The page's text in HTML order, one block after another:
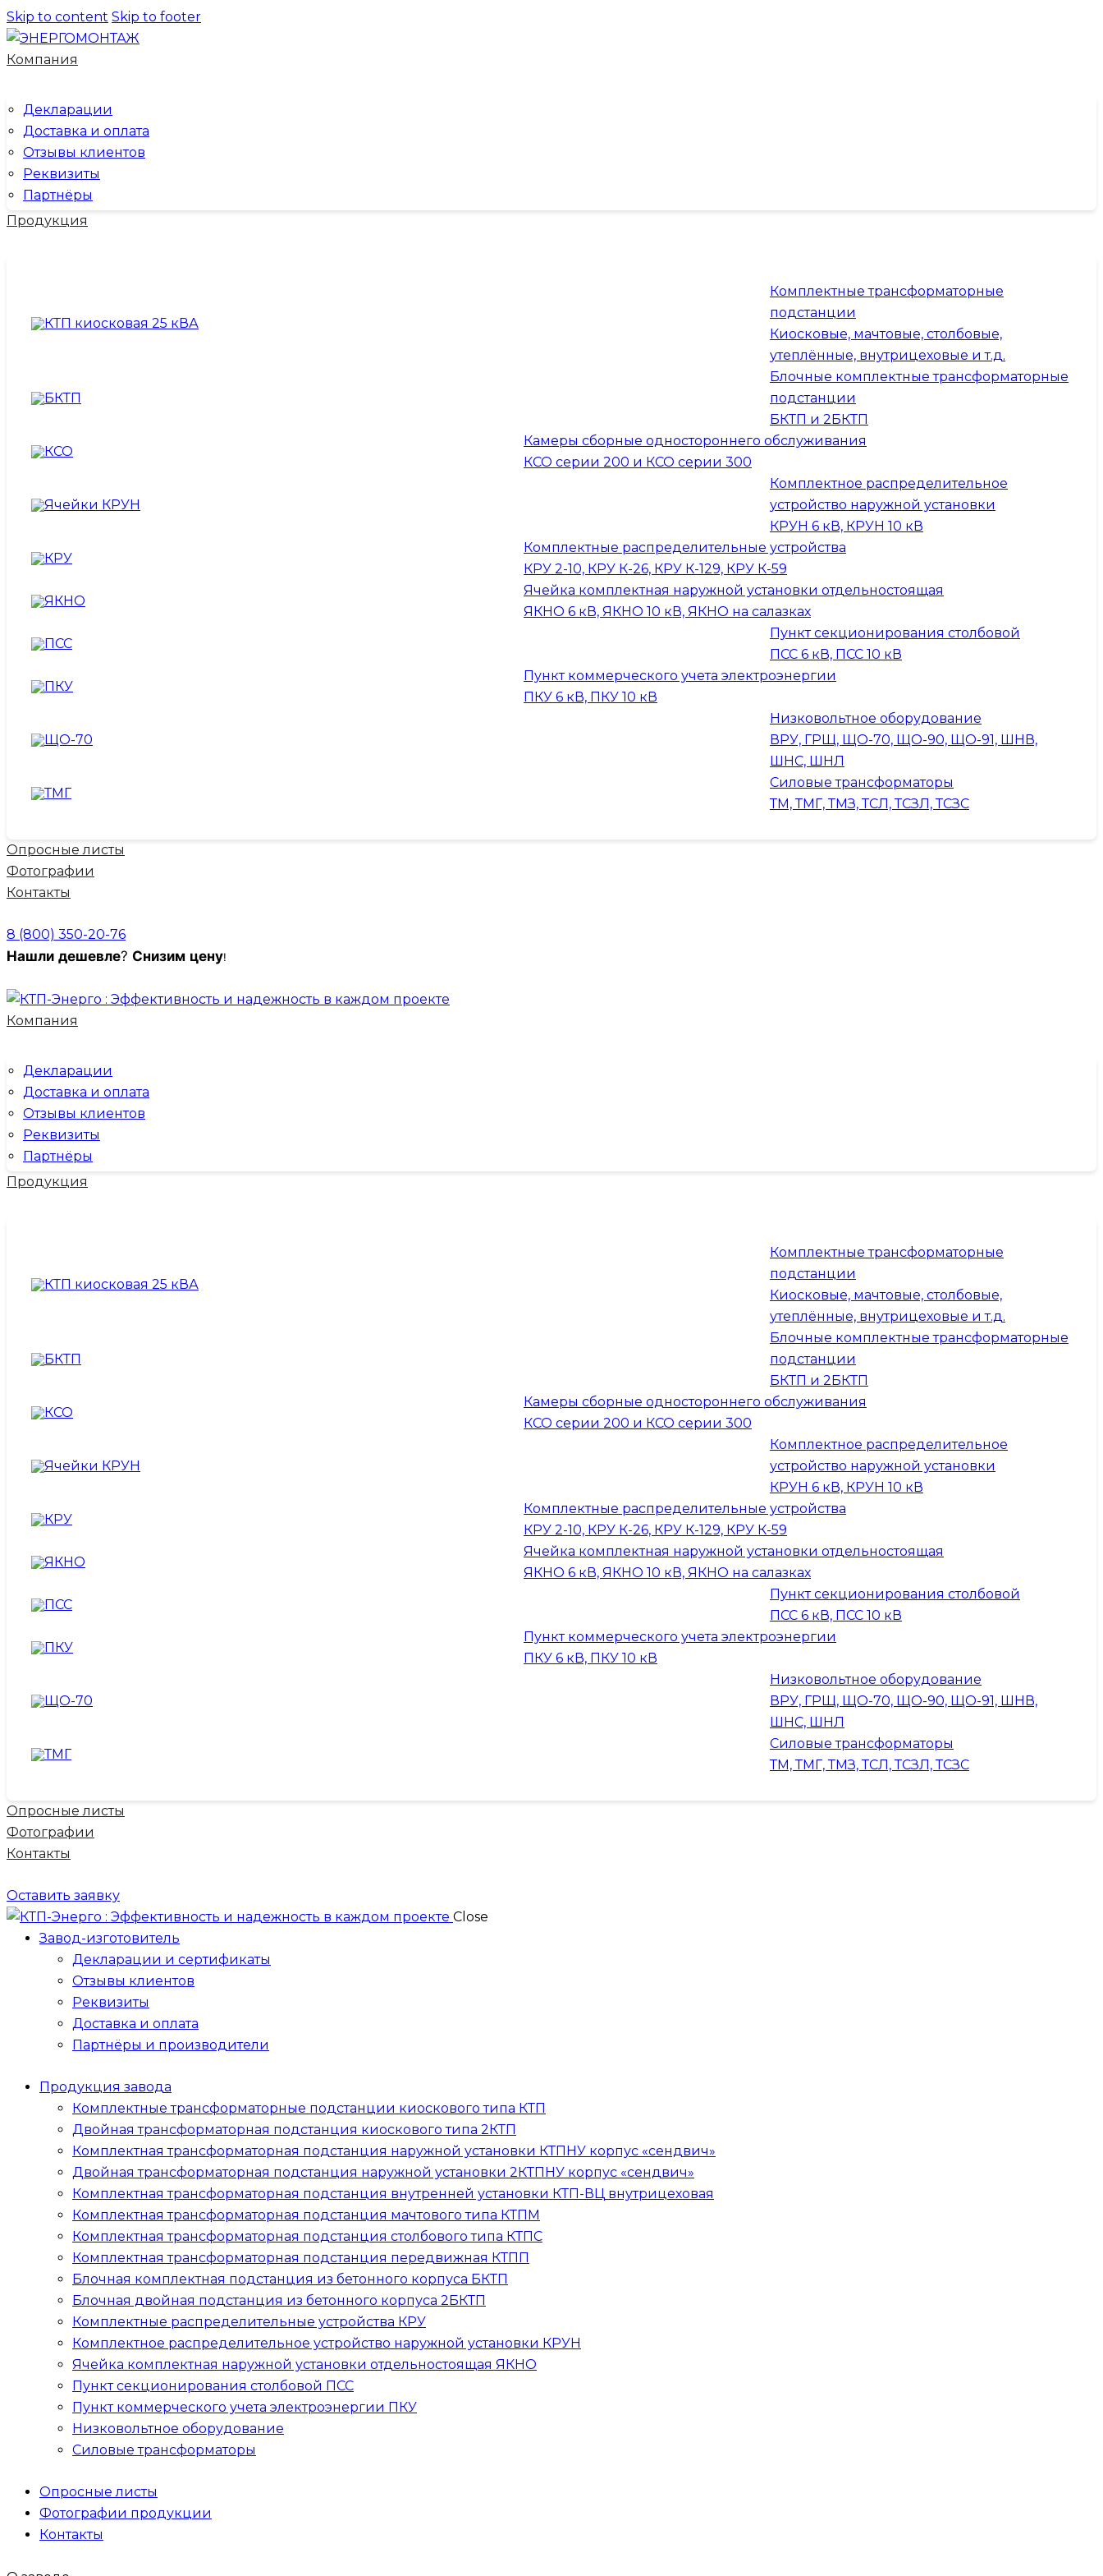
Skip to content Skip to footer
Компания
Декларации
Доставка и оплата
Отзывы клиентов
Реквизиты
Партнёры
Продукция
Комплектные трансформаторные
подстанции
Киосковые, мачтовые, столбовые,
утеплённые, внутрицеховые и т.д.
Блочные комплектные трансформаторные
подстанции
БКТП и 2БКТП
Камеры сборные одностороннего обслуживания
КСО серии 200 и КСО серии 300
Комплектное распределительное
устройство наружной установки
КРУН 6 кВ, КРУН 10 кВ
Комплектные распределительные устройства
КРУ 2-10, КРУ К-26, КРУ К-129, КРУ К-59
Ячейка комплектная наружной установки отдельностоящая
ЯКНО 6 кВ, ЯКНО 10 кВ, ЯКНО на салазках
Пункт секционирования столбовой
ПСС 6 кВ, ПСС 10 кВ
Пункт коммерческого учета электроэнергии
ПКУ 6 кВ, ПКУ 10 кВ
Низковольтное оборудование
ВРУ, ГРЩ, ЩО-70, ЩО-90, ЩО-91, ШНВ,
ШНС, ШНЛ
Силовые трансформаторы
ТМ, ТМГ, ТМЗ, ТСЛ, ТСЗЛ, ТСЗС
Опросные листы
Фотографии
Контакты
8 (800) 350-20-76
Нашли дешевле? Снизим цену!
Компания
Декларации
Доставка и оплата
Отзывы клиентов
Реквизиты
Партнёры
Продукция
Комплектные трансформаторные
подстанции
Киосковые, мачтовые, столбовые,
утеплённые, внутрицеховые и т.д.
Блочные комплектные трансформаторные
подстанции
БКТП и 2БКТП
Камеры сборные одностороннего обслуживания
КСО серии 200 и КСО серии 300
Комплектное распределительное
устройство наружной установки
КРУН 6 кВ, КРУН 10 кВ
Комплектные распределительные устройства
КРУ 2-10, КРУ К-26, КРУ К-129, КРУ К-59
Ячейка комплектная наружной установки отдельностоящая
ЯКНО 6 кВ, ЯКНО 10 кВ, ЯКНО на салазках
Пункт секционирования столбовой
ПСС 6 кВ, ПСС 10 кВ
Пункт коммерческого учета электроэнергии
ПКУ 6 кВ, ПКУ 10 кВ
Низковольтное оборудование
ВРУ, ГРЩ, ЩО-70, ЩО-90, ЩО-91, ШНВ,
ШНС, ШНЛ
Силовые трансформаторы
ТМ, ТМГ, ТМЗ, ТСЛ, ТСЗЛ, ТСЗС
Опросные листы
Фотографии
Контакты
Оставить заявку
Close
Завод-изготовитель
Декларации и сертификаты
Отзывы клиентов
Реквизиты
Доставка и оплата
Партнёры и производители
Продукция завода
Комплектные трансформаторные подстанции киоскового типа КТП
Двойная трансформаторная подстанция киоскового типа 2КТП
Комплектная трансформаторная подстанция наружной установки КТПНУ корпус «сендвич»
Двойная трансформаторная подстанция наружной установки 2КТПНУ корпус «сендвич»
Комплектная трансформаторная подстанция внутренней установки КТП-ВЦ внутрицеховая
Комплектная трансформаторная подстанция мачтового типа КТПМ
Комплектная трансформаторная подстанция столбового типа КТПС
Комплектная трансформаторная подстанция передвижная КТПП
Блочная комплектная подстанция из бетонного корпуса БКТП
Блочная двойная подстанция из бетонного корпуса 2БКТП
Комплектные распределительные устройства КРУ
Комплектное распределительное устройство наружной установки КРУН
Ячейка комплектная наружной установки отдельностоящая ЯКНО
Пункт секционирования столбовой ПСС
Пункт коммерческого учета электроэнергии ПКУ
Низковольтное оборудование
Силовые трансформаторы
Опросные листы
Фотографии продукции
Контакты